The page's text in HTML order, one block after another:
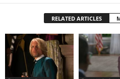
RELATED ARTICLES